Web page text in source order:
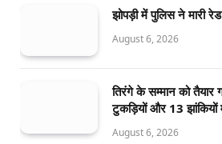
झोपड़ी में पुलिस ने मारी
August 6, 2026
तिरंगे के सम्मान को तैयार
टुकड़ियों और 13 झांकियों
August 6, 2026